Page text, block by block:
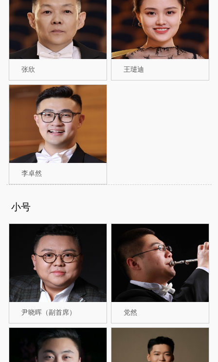
张欣 王琎迪
李卓然
小号
尹晓晖（副首席） 党然